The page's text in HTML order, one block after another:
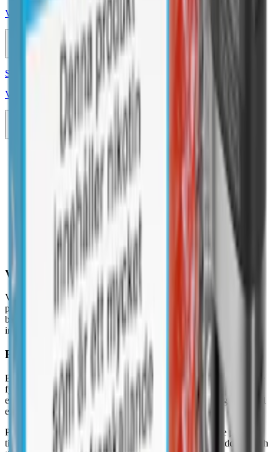
Vont Cube Cherry Berry 800 20mg
689,50 kr
Styrka 20 mg · 1000 Puffar
Veev One Pod Blue Raspberry 1000 20mg
439,90 kr
Föregående
Fler sidor
Vad är vape?
Vape är ett vanligt samlingsnamn för e-cigaretter och liknande
produkter. En vape fungerar genom att en vätska värms upp och
bildar ånga som inhaleras genom ett munstycke. Vätskan kan
innehålla nikotin och anges då med nikotinhalt, vanligtvis i mg/ml.
Engångsvape och andra modeller
En engångsvape är en e-cigarett som är färdig att användas och inte
fylls på. När produkten är slut ska den lämnas till
elektronikåtervinning. Det finns även andra typer av e-cigaretter, till
exempel modeller med patron eller påfyllningsbehållare.
På produktsidorna anges de uppgifter som gäller för varje produkt,
till exempel vätskevolym, batterikapacitet, antal puffar, laddning och